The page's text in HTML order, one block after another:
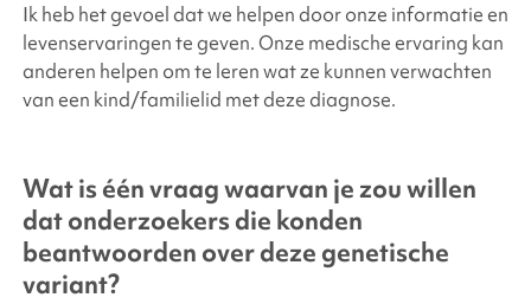
Ik heb het gevoel dat we helpen door onze informatie en
levenservaringen te geven. Onze medische ervaring kan
anderen helpen om te leren wat ze kunnen verwachten
van een kind/familielid met deze diagnose.
Wat is één vraag waarvan je zou willen
dat onderzoekers die konden
beantwoorden over deze genetische
variant?